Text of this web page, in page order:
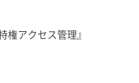
ニア猫の実に2～3匹に1
権アクセス管理』